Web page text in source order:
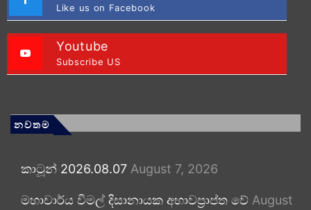
Like us on Facebook
Youtube
Subscribe US
නවතම
කාටූන් 2026.08.07 August 7, 2026
මහාචාර්ය විමල් දිසානායක අභාවප්‍රාප්ත වේ August